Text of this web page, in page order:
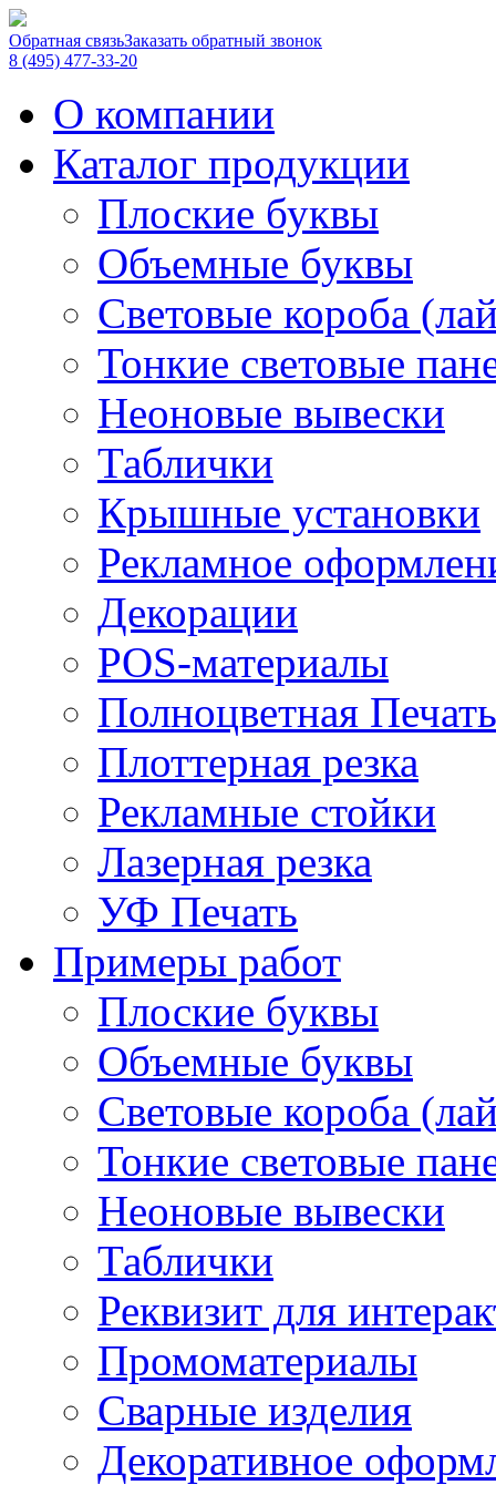
Обратная связьЗаказать обратный звонок
8 (495) 477-33-20
О компании
Каталог продукции
Плоские буквы
Объемные буквы
Световые короба
Тонкие световые
Неоновые вывески
Таблички
Крышные установки
Рекламное
Декорации
POS-материалы
Полноцветная Печать
Плоттерная резка
Рекламные стойки
Лазерная резка
УФ Печать
Примеры работ
Плоские буквы
Объемные буквы
Световые короба
Тонкие световые
Неоновые вывески
Таблички
Реквизит для
Промоматериалы
Сварные изделия
Декоративное